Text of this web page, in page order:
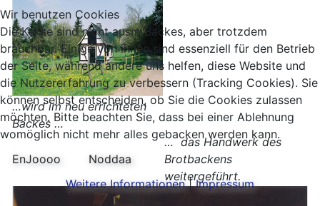
…wird im neu errichteten
Backes …
… das Handwerk des
Brotbackens
weitergeführt.
Wir benutzen Cookies
Die Kekse sind nicht ausm Backes, aber trotzdem
brauchbar. Einige von ihnen sind essenziell für den Betrieb
der Seite, während andere uns helfen, diese Website und
die Nutzererfahrung zu verbessern (Tracking Cookies). Sie
können selbst entscheiden, ob Sie die Cookies zulassen
möchten. Bitte beachten Sie, dass bei einer Ablehnung
womöglich nicht mehr alles gebacken werden kann.
EnJoooo
Noddaa
Weitere Informationen|Impressum